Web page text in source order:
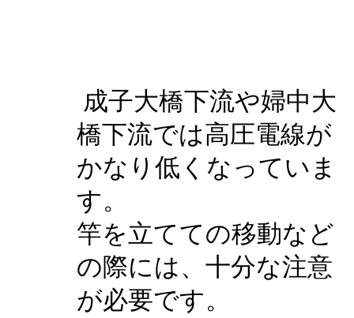
成子大橋下流や婦中大
橋下流では高圧電線が
かなり低くなっていま
す。
竿を立てての移動など
の際には、十分な注意
が必要です。